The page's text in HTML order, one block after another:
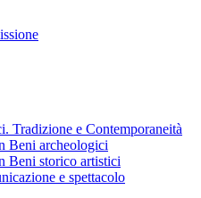
Tradizione e Contemporaneità
Beni archeologici
Beni storico artistici
e spettacolo